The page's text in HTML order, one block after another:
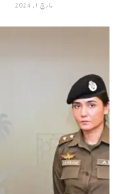
مارچ 1, 2024